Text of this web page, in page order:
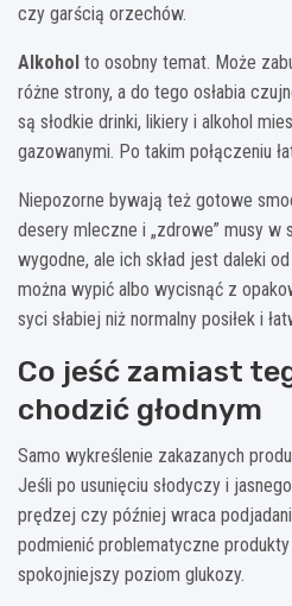
czy garścią orzechów.
Alkohol to osobny temat. Może
różne strony, a do tego osłabia
są słodkie drinki, likiery i alkohol
gazowanymi. Po takim połączeniu
Niepozorne bywają też gotowe
desery mleczne i „zdrowe” musy w
wygodne, ale ich skład jest daleki
można wypić albo wycisnąć z
syci słabiej niż normalny posiłek i
Co jeść zamiast
chodzić głodnym
Samo wykreślenie zakazanych
Jeśli po usunięciu słodyczy i
prędzej czy później wraca
podmienić problematyczne
spokojniejszy poziom glukozy.